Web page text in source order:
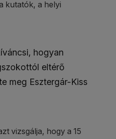
kutatók, a helyi
hogyan
eltérő
meg Esztergár-Kiss
vizsgálja, hogy a 15